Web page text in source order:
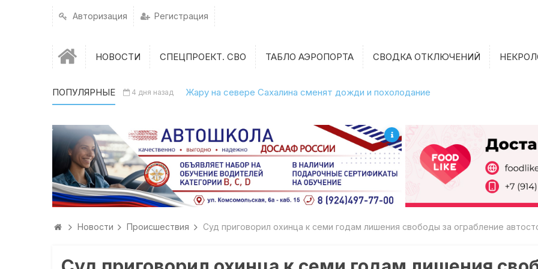
Авторизация Регистрация
НОВОСТИ СПЕЦПРОЕКТ. СВО ТАБЛО АЭРОПОРТА СВОДКА ОТКЛЮЧЕНИЙ
ПОПУЛЯРНЫЕ 4 дня назад Жару на севере Сахалина сменят дожди и похолодание
Новости Происшествия Суд приговорил охинца к семи годам лишения свободы за ограбление